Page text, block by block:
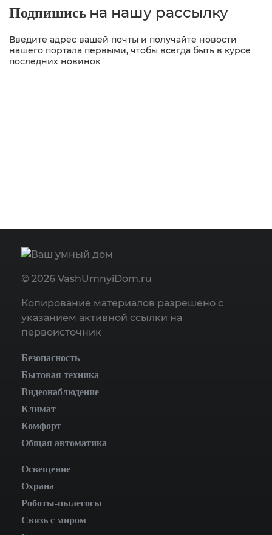
Подпишись на нашу рассылку
Введите адрес вашей почты и получайте новости
нашего портала первыми, чтобы всегда быть в курсе
последних новинок
© 2026 VashUmnyiDom.ru
Копирование материалов разрешено с
указанием активной ссылки на
первоисточник
Безопасность
Бытовая техника
Видеонаблюдение
Климат
Комфорт
Общая автоматика
Освещение
Охрана
Роботы-пылесосы
Связь с миром